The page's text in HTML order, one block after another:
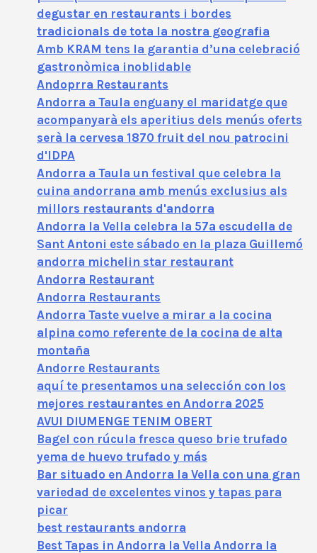
degustar en restaurants i bordes
tradicionals de tota la nostra geografia
Amb KRAM tens la garantia d’una celebració
gastronòmica inoblidable
Andoprra Restaurants
Andorra a Taula enguany el maridatge que
acompanyarà els aperitius dels menús oferts
serà la cervesa 1870 fruit del nou patrocini
d'IDPA
Andorra a Taula un festival que celebra la
cuina andorrana amb menús exclusius als
millors restaurants d'andorra
Andorra la Vella celebra la 57ª escudella de
Sant Antoni este sábado en la plaza Guillemó
andorra michelin star restaurant
Andorra Restaurant
Andorra Restaurants
Andorra Taste vuelve a mirar a la cocina
alpina como referente de la cocina de alta
montaña
Andorre Restaurants
aquí te presentamos una selección con los
mejores restaurantes en Andorra 2025
AVUI DIUMENGE TENIM OBERT
Bagel con rúcula fresca queso brie trufado
yema de huevo trufado y más
Bar situado en Andorra la Vella con una gran
variedad de excelentes vinos y tapas para
picar
best restaurants andorra
Best Tapas in Andorra la Vella Andorra la